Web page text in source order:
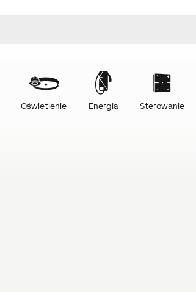
Oświetlenie Energia Sterowanie